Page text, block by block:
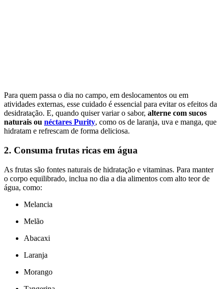
Para quem passa o dia no campo, em deslocamentos ou em
atividades externas, esse cuidado é essencial para evitar os efeitos da
desidratação. E, quando quiser variar o sabor, alterne com sucos
naturais ou néctares Purity, como os de laranja, uva e manga, que
hidratam e refrescam de forma deliciosa.
2. Consuma frutas ricas em água
As frutas são fontes naturais de hidratação e vitaminas. Para manter
o corpo equilibrado, inclua no dia a dia alimentos com alto teor de
água, como:
Melancia
Melão
Abacaxi
Laranja
Morango